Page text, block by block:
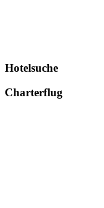
Hotelsuche
Charterflug